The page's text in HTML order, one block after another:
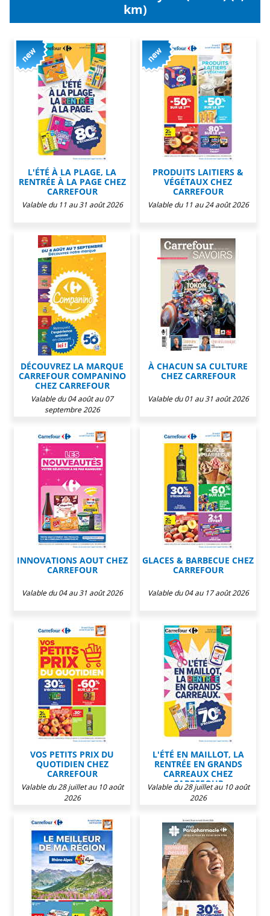
km)
L'ÉTÉ À LA PLAGE, LA
RENTRÉE À LA PAGE CHEZ
CARREFOUR
Valable du 11 au 31 août 2026
PRODUITS LAITIERS &
VÉGÉTAUX CHEZ
CARREFOUR
Valable du 11 au 24 août 2026
DÉCOUVREZ LA MARQUE
CARREFOUR COMPANINO
CHEZ CARREFOUR
Valable du 04 août au 07
septembre 2026
À CHACUN SA CULTURE
CHEZ CARREFOUR
Valable du 01 au 31 août 2026
INNOVATIONS AOUT CHEZ
CARREFOUR
Valable du 04 au 31 août 2026
GLACES & BARBECUE CHEZ
CARREFOUR
Valable du 04 au 17 août 2026
VOS PETITS PRIX DU
QUOTIDIEN CHEZ
CARREFOUR
Valable du 28 juillet au 10 août
2026
L'ÉTÉ EN MAILLOT, LA
RENTRÉE EN GRANDS
CARREAUX CHEZ
CARREFOUR
Valable du 28 juillet au 10 août
2026